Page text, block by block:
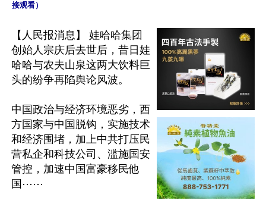
接观看）
【人民报消息】 娃哈哈集团
创始人宗庆后去世后，昔日娃
哈哈与农夫山泉这两大饮料巨
头的纷争再陷舆论风波。
中国政治与经济环境恶劣，西
方国家与中国脱钩，实施技术
和经济围堵，加上中共打压民
营私企和科技公司、滥施国安
管控，加速中国富豪移民他
国⋯⋯